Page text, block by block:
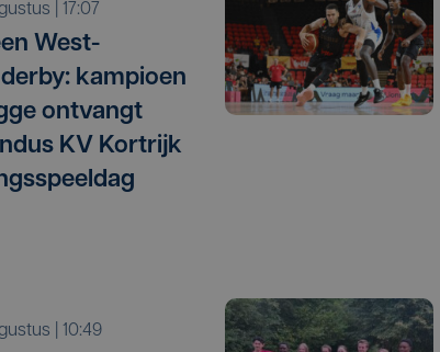
| 17:07
West-
kampioen
ontvangt
KV Kortrijk
| 10:49